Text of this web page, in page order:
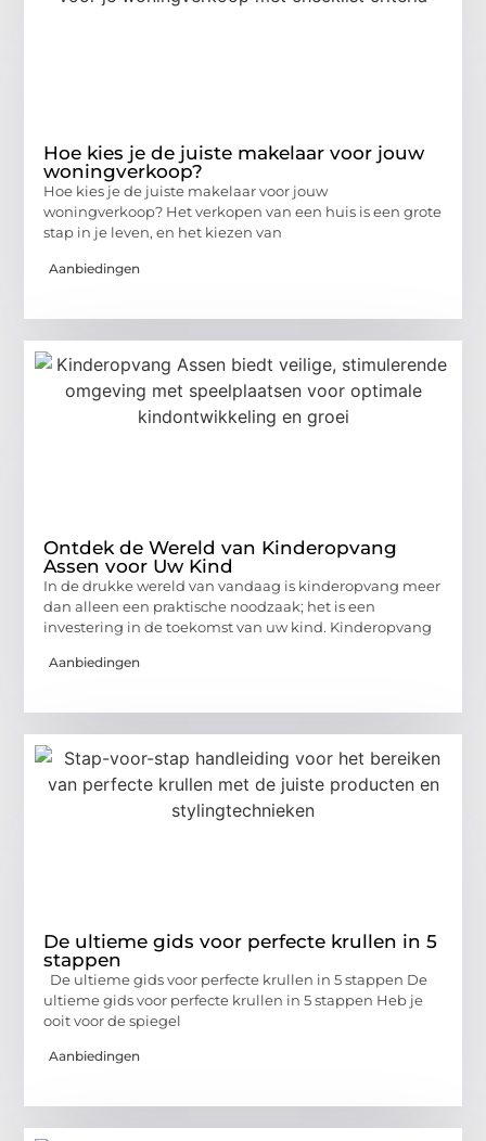
Hoe kies je de juiste makelaar voor jouw
woningverkoop?
Hoe kies je de juiste makelaar voor jouw
woningverkoop? Het verkopen van een huis is een grote
stap in je leven, en het kiezen van
Aanbiedingen
Ontdek de Wereld van Kinderopvang
Assen voor Uw Kind
In de drukke wereld van vandaag is kinderopvang meer
dan alleen een praktische noodzaak; het is een
investering in de toekomst van uw kind. Kinderopvang
Aanbiedingen
De ultieme gids voor perfecte krullen in 5
stappen
De ultieme gids voor perfecte krullen in 5 stappen De
ultieme gids voor perfecte krullen in 5 stappen Heb je
ooit voor de spiegel
Aanbiedingen